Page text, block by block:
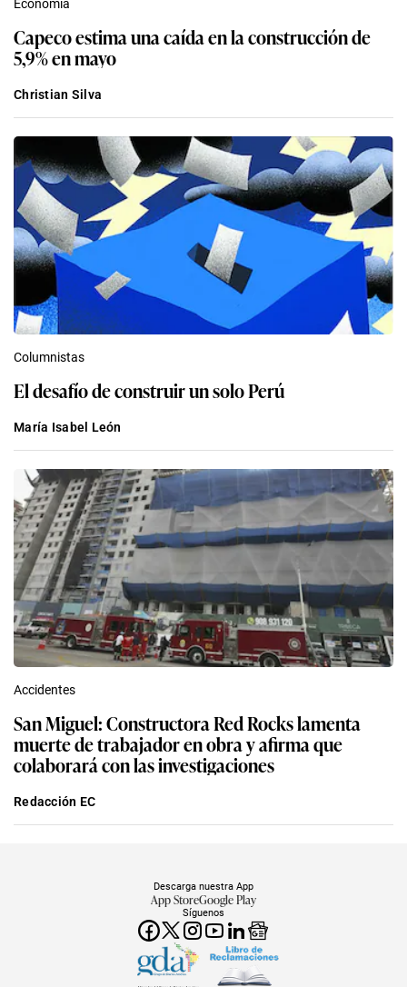
Economía
Capeco estima una caída en la construcción de
5,9% en mayo
Christian Silva
Columnistas
El desafío de construir un solo Perú
María Isabel León
Accidentes
San Miguel: Constructora Red Rocks lamenta
muerte de trabajador en obra y afirma que
colaborará con las investigaciones
Redacción EC
Síguenos
Descarga nuestra App
App StoreGoogle Play